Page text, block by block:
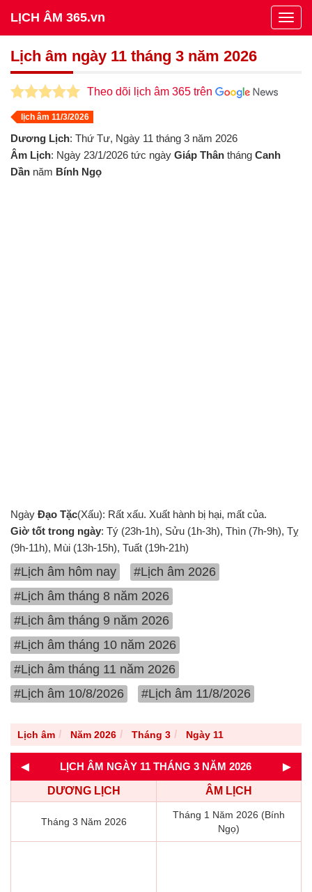
LỊCH ÂM 365.vn
Lịch âm ngày 11 tháng 3 năm 2026
Theo dõi lịch âm 365 trên
lịch âm 11/3/2026
Dương Lịch: Thứ Tư, Ngày 11 tháng 3 năm 2026
Âm Lịch: Ngày 23/1/2026 tức ngày Giáp Thân tháng Canh
Dần năm Bính Ngọ
Ngày Đạo Tặc(Xấu): Rất xấu. Xuất hành bị hại, mất của.
Giờ tốt trong ngày: Tý (23h-1h), Sửu (1h-3h), Thìn (7h-9h), Tỵ
(9h-11h), Mùi (13h-15h), Tuất (19h-21h)
#Lịch âm hôm nay
#Lịch âm 2026
#Lịch âm tháng 8 năm 2026
#Lịch âm tháng 9 năm 2026
#Lịch âm tháng 10 năm 2026
#Lịch âm tháng 11 năm 2026
#Lịch âm 10/8/2026
#Lịch âm 11/8/2026
Lịch âm Năm 2026 Tháng 3 Ngày 11
◄ LỊCH ÂM NGÀY 11 THÁNG 3 NĂM 2026 ►
DƯƠNG LỊCH ÂM LỊCH
Tháng 3 Năm 2026
Tháng 1 Năm 2026 (Bính
Ngọ)